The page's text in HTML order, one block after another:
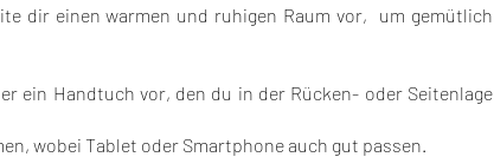
dir einen warmen und ruhigen Raum vor, um gemütlich
ein Handtuch vor, den du in der Rücken- oder Seitenlage
wobei Tablet oder Smartphone auch gut passen.